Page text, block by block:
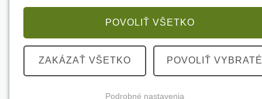
POVOLIŤ VŠETKO
ZAKÁZAŤ VŠETKO POVOLIŤ VYBRATÉ
Podrobné nastavenia